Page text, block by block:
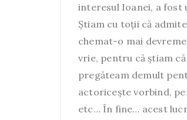
interesul Ioanei, a fost
Știam cu toții că
chemat-o mai
vrie, pentru că știam
pregăteam demult
actoricește vorbind,
etc… În fine… acest